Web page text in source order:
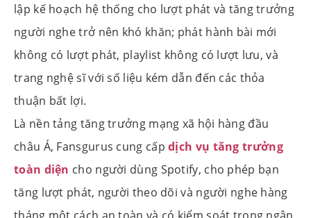
lập kế hoạch hệ thống cho lượt phát và tăng trưởng
người nghe trở nên khó khăn; phát hành bài mới
không có lượt phát, playlist không có lượt lưu, và
trang nghệ sĩ với số liệu kém dẫn đến các thỏa
thuận bất lợi.
Là nền tảng tăng trưởng mạng xã hội hàng đầu
châu Á, Fansgurus cung cấpdịch vụ tăng trưởng
toàn diện cho người dùng Spotify, cho phép bạn
tăng lượt phát, người theo dõi và người nghe hàng